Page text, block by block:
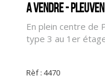
A vendre - PLEUVEN
En plein centre de
type 3 au 1er
Rèf : 4470